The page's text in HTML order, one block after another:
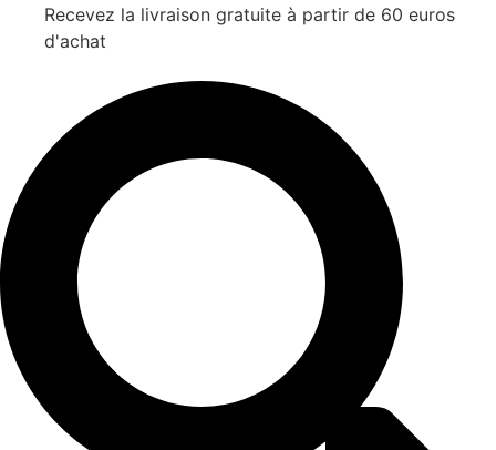
Recevez la livraison gratuite à partir de 60 euros
d'achat